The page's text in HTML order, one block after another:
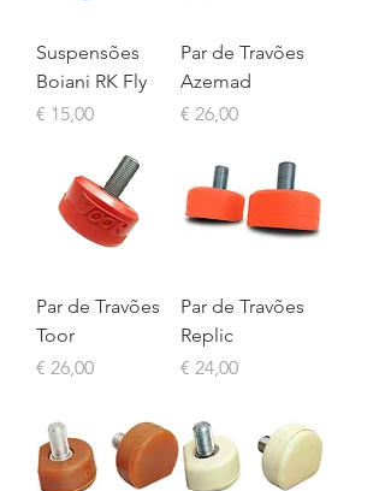
Suspensões
Boiani RK Fly
Preço
€ 15,00
Par de Travões
Azemad
Preço
€ 26,00
Par de Travões
Toor
Preço
€ 26,00
Par de Travões
Replic
Preço
€ 24,00